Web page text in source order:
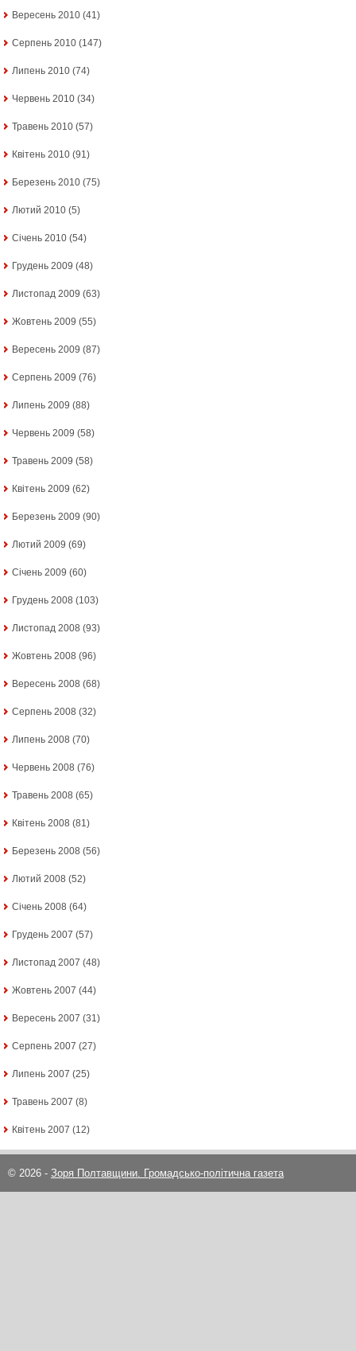
Вересень 2010 (41)
Серпень 2010 (147)
Липень 2010 (74)
Червень 2010 (34)
Травень 2010 (57)
Квітень 2010 (91)
Березень 2010 (75)
Лютий 2010 (5)
Січень 2010 (54)
Грудень 2009 (48)
Листопад 2009 (63)
Жовтень 2009 (55)
Вересень 2009 (87)
Серпень 2009 (76)
Липень 2009 (88)
Червень 2009 (58)
Травень 2009 (58)
Квітень 2009 (62)
Березень 2009 (90)
Лютий 2009 (69)
Січень 2009 (60)
Грудень 2008 (103)
Листопад 2008 (93)
Жовтень 2008 (96)
Вересень 2008 (68)
Серпень 2008 (32)
Липень 2008 (70)
Червень 2008 (76)
Травень 2008 (65)
Квітень 2008 (81)
Березень 2008 (56)
Лютий 2008 (52)
Січень 2008 (64)
Грудень 2007 (57)
Листопад 2007 (48)
Жовтень 2007 (44)
Вересень 2007 (31)
Серпень 2007 (27)
Липень 2007 (25)
Травень 2007 (8)
Квітень 2007 (12)
© 2026 - Зоря Полтавщини. Громадсько-політична газета